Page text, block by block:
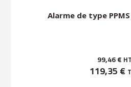
Alarme de type
99,46 € HT
119,35 €